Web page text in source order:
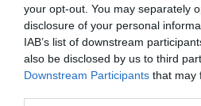
your opt-out. You may separately
disclosure of your personal
IAB’s list of downstream
also be disclosed by us to third
Downstream Participants that may
βραδιάς.
«Ανησυχώ ακόμη και για
ειδικά έπειτα από
διαστρεβλώνονται και